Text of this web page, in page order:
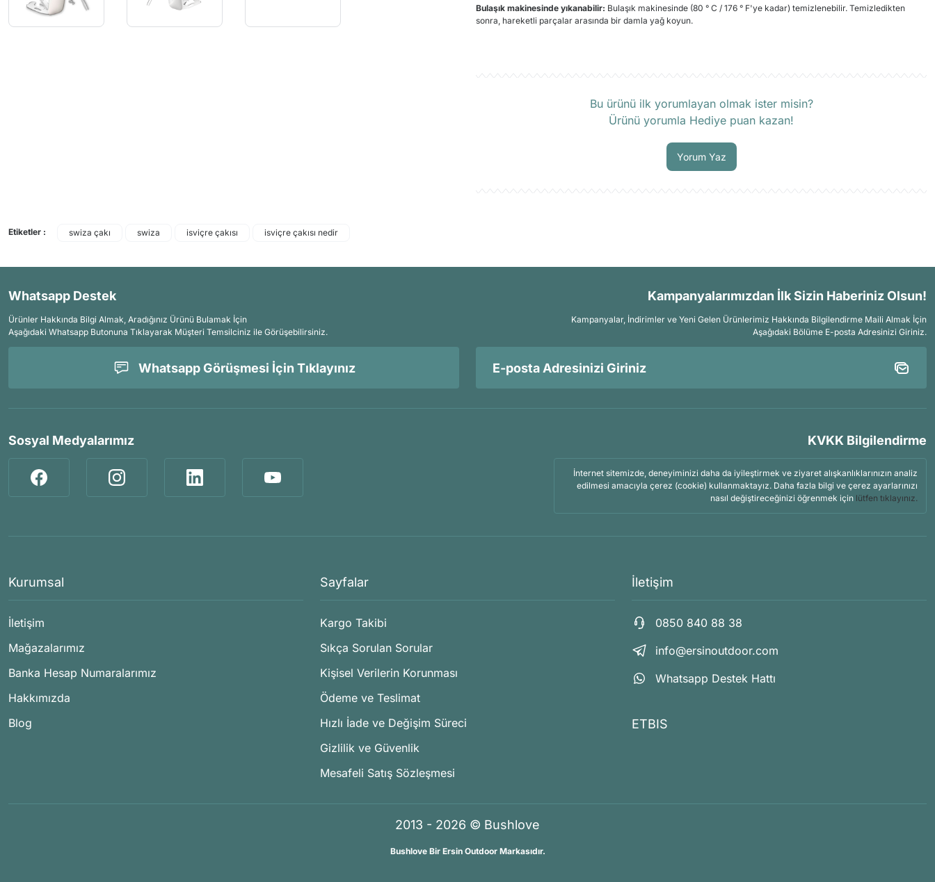
Bulaşık makinesinde yıkanabilir: Bulaşık makinesinde (80 ° C / 176 ° F'ye kadar) temizlenebilir. Temizledikten
sonra, hareketli parçalar arasında bir damla yağ koyun.
Bu ürünü ilk yorumlayan olmak ister misin?
Ürünü yorumla Hediye puan kazan!
Yorum Yaz
Etiketler : swiza çakı swiza isviçre çakısı isviçre çakısı nedir
Whatsapp Destek
Ürünler Hakkında Bilgi Almak, Aradığınız Ürünü Bulamak İçin
Aşağıdaki Whatsapp Butonuna Tıklayarak Müşteri Temsilciniz ile Görüşebilirsiniz.
Whatsapp Görüşmesi İçin Tıklayınız
Kampanyalarımızdan İlk Sizin Haberiniz Olsun!
Kampanyalar, İndirimler ve Yeni Gelen Ürünlerimiz Hakkında Bilgilendirme Maili Almak İçin
Aşağıdaki Bölüme E-posta Adresinizi Giriniz.
Sosyal Medyalarımız KVKK Bilgilendirme
İnternet sitemizde, deneyiminizi daha da iyileştirmek ve ziyaret alışkanlıklarınızın analiz
edilmesi amacıyla çerez (cookie) kullanmaktayız. Daha fazla bilgi ve çerez ayarlarınızı
nasıl değiştireceğinizi öğrenmek için lütfen tıklayınız.
Kurumsal
İletişim
Mağazalarımız
Banka Hesap Numaralarımız
Hakkımızda
Blog
Sayfalar
Kargo Takibi
Sıkça Sorulan Sorular
Kişisel Verilerin Korunması
Ödeme ve Teslimat
Hızlı İade ve Değişim Süreci
Gizlilik ve Güvenlik
Mesafeli Satış Sözleşmesi
İletişim
0850 840 88 38
info@ersinoutdoor.com
Whatsapp Destek Hattı
ETBIS
2013 - 2026 © Bushlove
Bushlove Bir Ersin Outdoor Markasıdır.